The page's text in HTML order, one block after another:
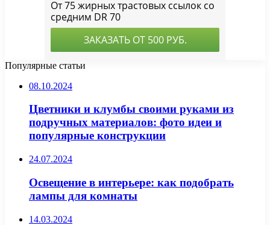
Популярные статьи
08.10.2024
Цветники и клумбы своими руками из
подручных материалов: фото идеи и
популярные конструкции
24.07.2024
Освещение в интерьере: как подобрать
лампы для комнаты
14.03.2024